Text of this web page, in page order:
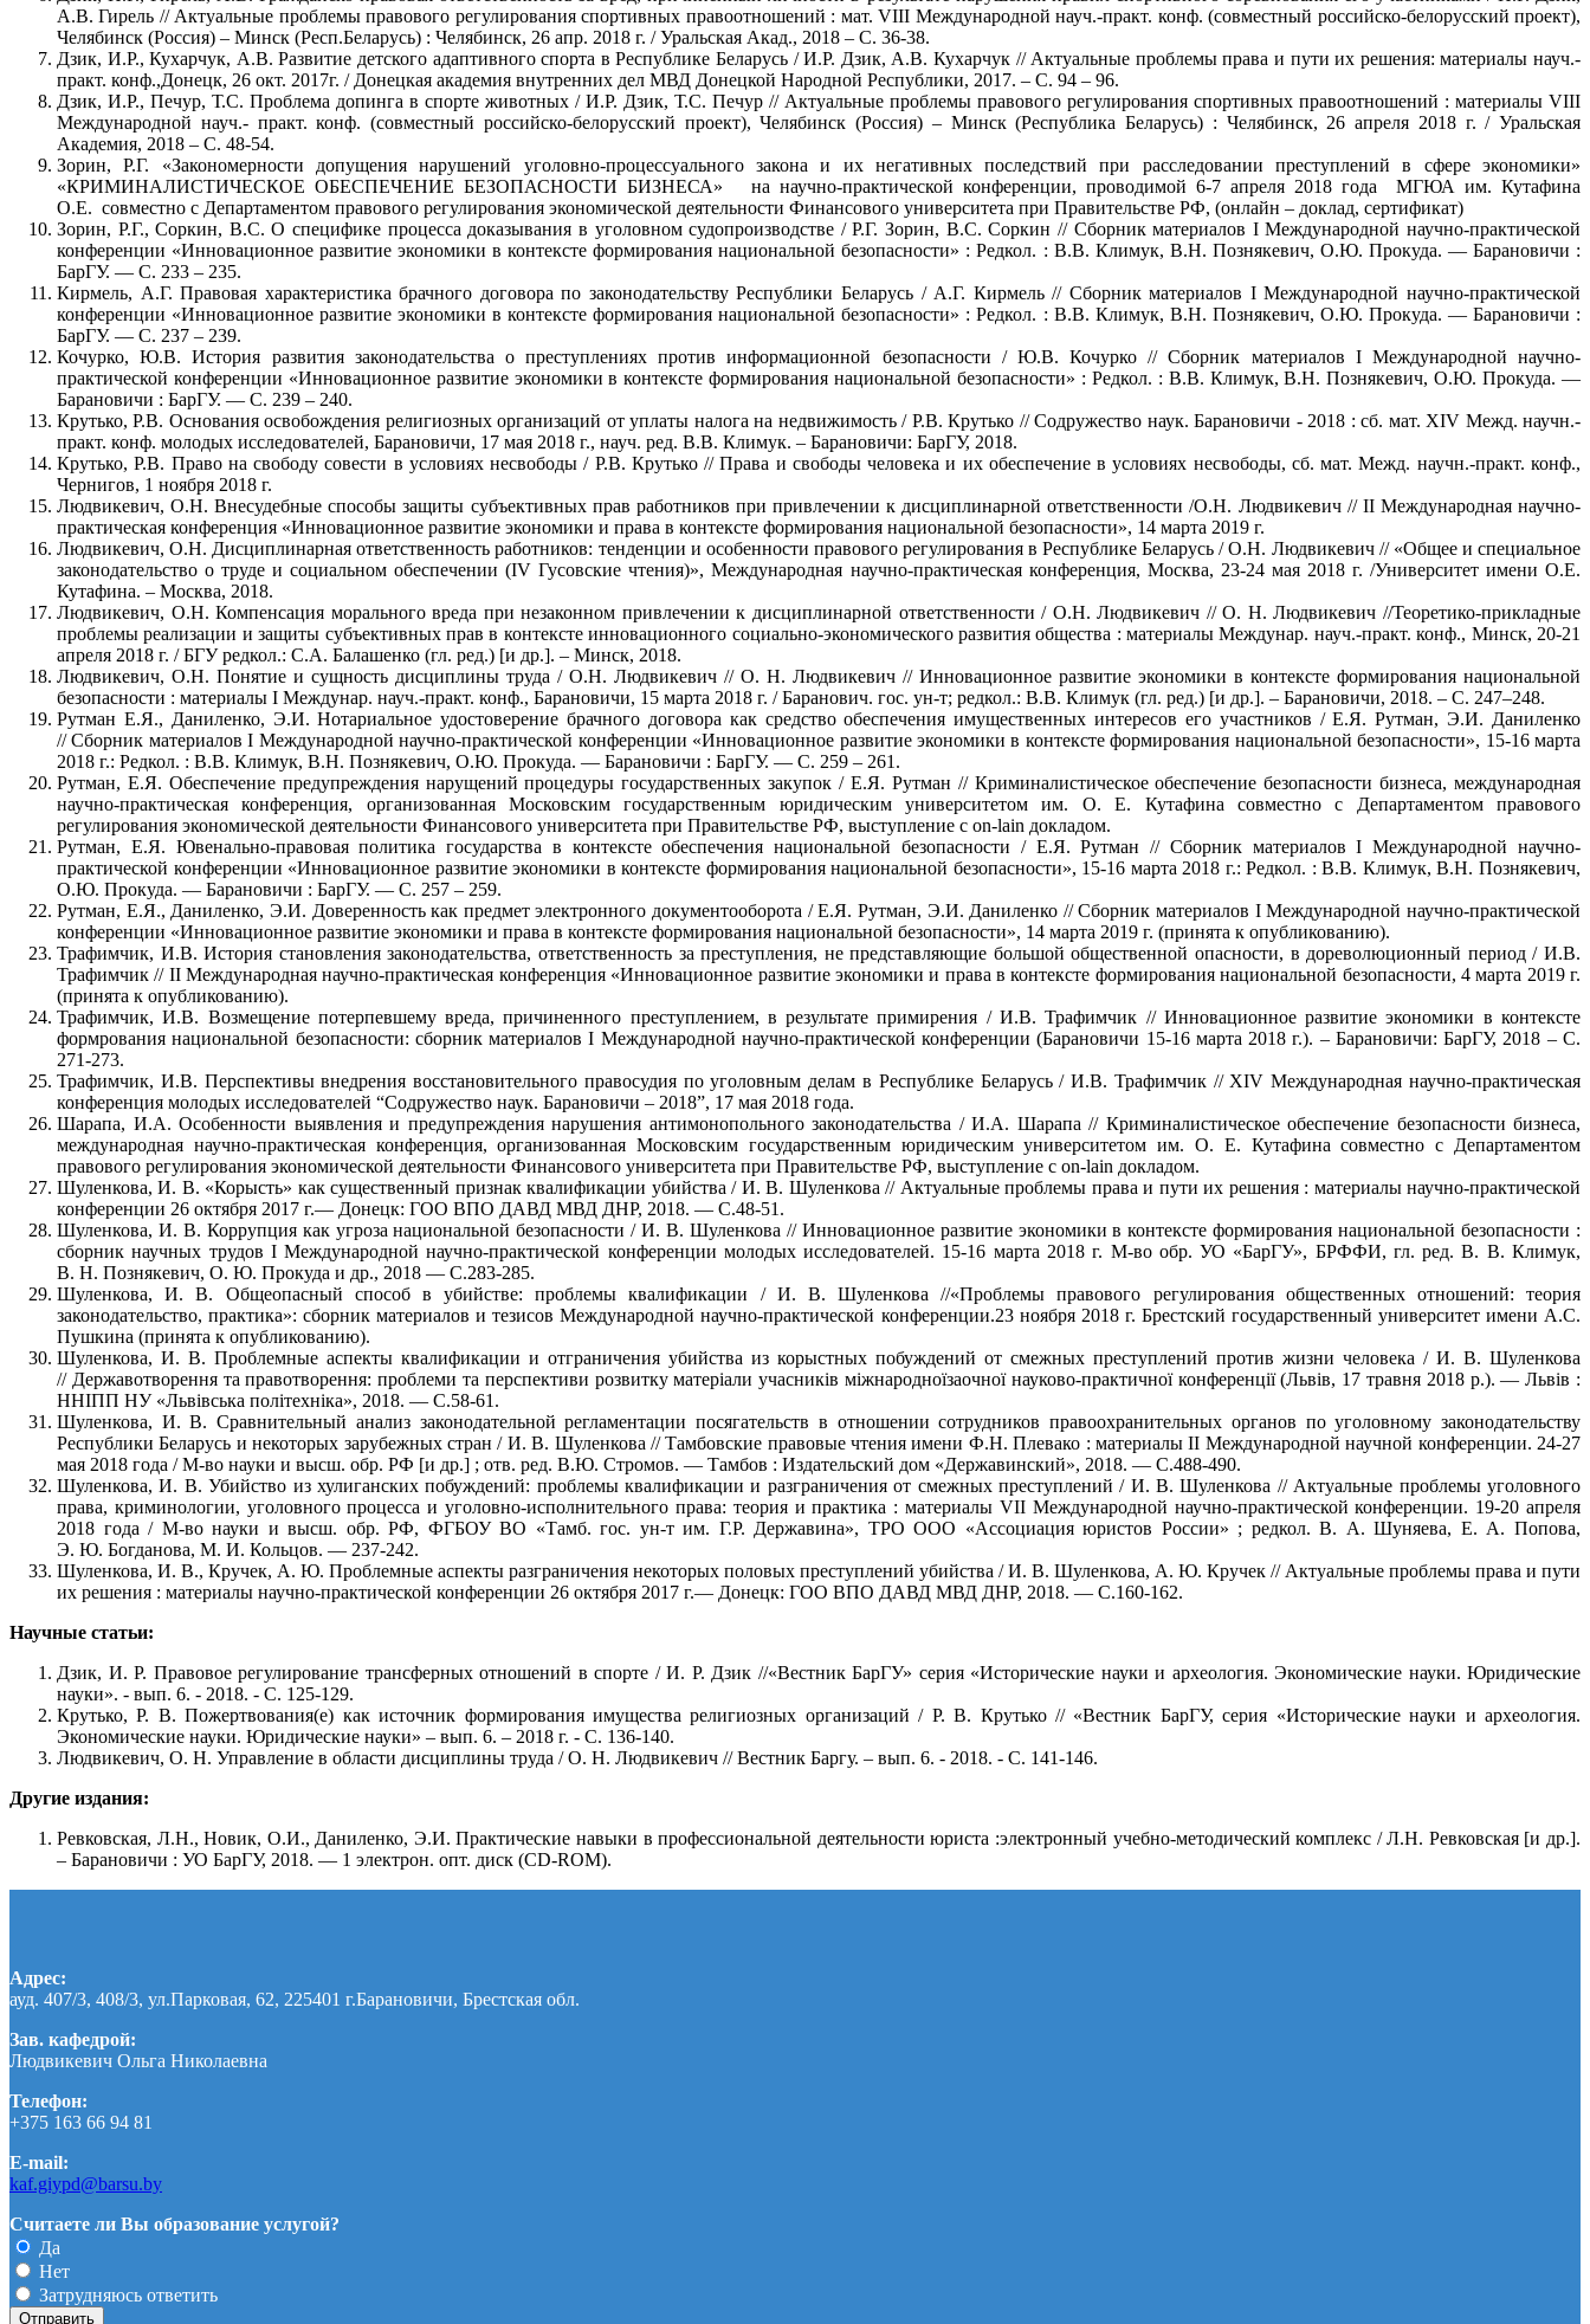
А.В. Гирель // Актуальные проблемы правового регулирования спортивных правоотношений : мат. VIII Международной науч.-практ. конф. (совместный российско-белорусский проект),
Челябинск (Россия) – Минск (Респ.Беларусь) : Челябинск, 26 апр. 2018 г. / Уральская Акад., 2018 – С. 36-38.
Дзик, И.Р., Кухарчук, А.В. Развитие детского адаптивного спорта в Республике Беларусь / И.Р. Дзик, А.В. Кухарчук // Актуальные проблемы права и пути их решения: материалы науч.-
практ. конф.,Донецк, 26 окт. 2017г. / Донецкая академия внутренних дел МВД Донецкой Народной Республики, 2017. – С. 94 – 96.
Дзик, И.Р., Печур, Т.С. Проблема допинга в спорте животных / И.Р. Дзик, Т.С. Печур // Актуальные проблемы правового регулирования спортивных правоотношений : материалы VIII
Международной науч.- практ. конф. (совместный российско-белорусский проект), Челябинск (Россия) – Минск (Республика Беларусь) : Челябинск, 26 апреля 2018 г. / Уральская
Академия, 2018 – С. 48-54.
Зорин, Р.Г. «Закономерности допущения нарушений уголовно-процессуального закона и их негативных последствий при расследовании преступлений в сфере экономики»
«КРИМИНАЛИСТИЧЕСКОЕ ОБЕСПЕЧЕНИЕ БЕЗОПАСНОСТИ БИЗНЕСА» на научно-практической конференции, проводимой 6-7 апреля 2018 года МГЮА им. Кутафина
О.Е. совместно с Департаментом правового регулирования экономической деятельности Финансового университета при Правительстве РФ, (онлайн – доклад, сертификат)
Зорин, Р.Г., Соркин, В.С. О специфике процесса доказывания в уголовном судопроизводстве / Р.Г. Зорин, В.С. Соркин // Сборник материалов I Международной научно-практической
конференции «Инновационное развитие экономики в контексте формирования национальной безопасности» : Редкол. : В.В. Климук, В.Н. Познякевич, О.Ю. Прокуда. — Барановичи :
БарГУ. — С. 233 – 235.
Кирмель, А.Г. Правовая характеристика брачного договора по законодательству Республики Беларусь / А.Г. Кирмель // Сборник материалов I Международной научно-практической
конференции «Инновационное развитие экономики в контексте формирования национальной безопасности» : Редкол. : В.В. Климук, В.Н. Познякевич, О.Ю. Прокуда. — Барановичи :
БарГУ. — С. 237 – 239.
Кочурко, Ю.В. История развития законодательства о преступлениях против информационной безопасности / Ю.В. Кочурко // Сборник материалов I Международной научно-
практической конференции «Инновационное развитие экономики в контексте формирования национальной безопасности» : Редкол. : В.В. Климук, В.Н. Познякевич, О.Ю. Прокуда. —
Барановичи : БарГУ. — С. 239 – 240.
Крутько, Р.В. Основания освобождения религиозных организаций от уплаты налога на недвижимость / Р.В. Крутько // Содружество наук. Барановичи - 2018 : сб. мат. XIV Межд. научн.-
практ. конф. молодых исследователей, Барановичи, 17 мая 2018 г., науч. ред. В.В. Климук. – Барановичи: БарГУ, 2018.
Крутько, Р.В. Право на свободу совести в условиях несвободы / Р.В. Крутько // Права и свободы человека и их обеспечение в условиях несвободы, сб. мат. Межд. научн.-практ. конф.,
Чернигов, 1 ноября 2018 г.
Людвикевич, О.Н. Внесудебные способы защиты субъективных прав работников при привлечении к дисциплинарной ответственности /О.Н. Людвикевич // II Международная научно-
практическая конференция «Инновационное развитие экономики и права в контексте формирования национальной безопасности», 14 марта 2019 г.
Людвикевич, О.Н. Дисциплинарная ответственность работников: тенденции и особенности правового регулирования в Республике Беларусь / О.Н. Людвикевич // «Общее и специальное
законодательство о труде и социальном обеспечении (IV Гусовские чтения)», Международная научно-практическая конференция, Москва, 23-24 мая 2018 г. /Университет имени О.Е.
Кутафина. – Москва, 2018.
Людвикевич, О.Н. Компенсация морального вреда при незаконном привлечении к дисциплинарной ответственности / О.Н. Людвикевич // О. Н. Людвикевич //Теоретико-прикладные
проблемы реализации и защиты субъективных прав в контексте инновационного социально-экономического развития общества : материалы Междунар. науч.-практ. конф., Минск, 20-21
апреля 2018 г. / БГУ редкол.: С.А. Балашенко (гл. ред.) [и др.]. – Минск, 2018.
Людвикевич, О.Н. Понятие и сущность дисциплины труда / О.Н. Людвикевич // О. Н. Людвикевич // Инновационное развитие экономики в контексте формирования национальной
безопасности : материалы I Междунар. науч.-практ. конф., Барановичи, 15 марта 2018 г. / Баранович. гос. ун-т; редкол.: В.В. Климук (гл. ред.) [и др.]. – Барановичи, 2018. – С. 247–248.
Рутман Е.Я., Даниленко, Э.И. Нотариальное удостоверение брачного договора как средство обеспечения имущественных интересов его участников / Е.Я. Рутман, Э.И. Даниленко
// Сборник материалов I Международной научно-практической конференции «Инновационное развитие экономики в контексте формирования национальной безопасности», 15-16 марта
2018 г.: Редкол. : В.В. Климук, В.Н. Познякевич, О.Ю. Прокуда. — Барановичи : БарГУ. — С. 259 – 261.
Рутман, Е.Я. Обеспечение предупреждения нарущений процедуры государственных закупок / Е.Я. Рутман // Криминалистическое обеспечение безопасности бизнеса, международная
научно-практическая конференция, организованная Московским государственным юридическим университетом им. О. Е. Кутафина совместно с Департаментом правового
регулирования экономической деятельности Финансового университета при Правительстве РФ, выступление с on-lain докладом.
Рутман, Е.Я. Ювенально-правовая политика государства в контексте обеспечения национальной безопасности / Е.Я. Рутман // Сборник материалов I Международной научно-
практической конференции «Инновационное развитие экономики в контексте формирования национальной безопасности», 15-16 марта 2018 г.: Редкол. : В.В. Климук, В.Н. Познякевич,
О.Ю. Прокуда. — Барановичи : БарГУ. — С. 257 – 259.
Рутман, Е.Я., Даниленко, Э.И. Доверенность как предмет электронного документооборота / Е.Я. Рутман, Э.И. Даниленко // Сборник материалов I Международной научно-практической
конференции «Инновационное развитие экономики и права в контексте формирования национальной безопасности», 14 марта 2019 г. (принята к опубликованию).
Трафимчик, И.В. История становления законодательства, ответственность за преступления, не представляющие большой общественной опасности, в дореволюционный период / И.В.
Трафимчик // II Международная научно-практическая конференция «Инновационное развитие экономики и права в контексте формирования национальной безопасности, 4 марта 2019 г.
(принята к опубликованию).
Трафимчик, И.В. Возмещение потерпевшему вреда, причиненного преступлением, в результате примирения / И.В. Трафимчик // Инновационное развитие экономики в контексте
формрования национальной безопасности: сборник материалов I Международной научно-практической конференции (Барановичи 15-16 марта 2018 г.). – Барановичи: БарГУ, 2018 – С.
271-273.
Трафимчик, И.В. Перспективы внедрения восстановительного правосудия по уголовным делам в Республике Беларусь / И.В. Трафимчик // XIV Международная научно-практическая
конференция молодых исследователей “Содружество наук. Барановичи – 2018”, 17 мая 2018 года.
Шарапа, И.А. Особенности выявления и предупреждения нарушения антимонопольного законодательства / И.А. Шарапа // Криминалистическое обеспечение безопасности бизнеса,
международная научно-практическая конференция, организованная Московским государственным юридическим университетом им. О. Е. Кутафина совместно с Департаментом
правового регулирования экономической деятельности Финансового университета при Правительстве РФ, выступление с on-lain докладом.
Шуленкова, И. В. «Корысть» как существенный признак квалификации убийства / И. В. Шуленкова // Актуальные проблемы права и пути их решения : материалы научно-практической
конференции 26 октября 2017 г.— Донецк: ГОО ВПО ДАВД МВД ДНР, 2018. — С.48-51.
Шуленкова, И. В. Коррупция как угроза национальной безопасности / И. В. Шуленкова // Инновационное развитие экономики в контексте формирования национальной безопасности :
сборник научных трудов I Международной научно-практической конференции молодых исследователей. 15-16 марта 2018 г. М-во обр. УО «БарГУ», БРФФИ, гл. ред. В. В. Климук,
В. Н. Познякевич, О. Ю. Прокуда и др., 2018 — С.283-285.
Шуленкова, И. В. Общеопасный способ в убийстве: проблемы квалификации / И. В. Шуленкова //«Проблемы правового регулирования общественных отношений: теория
законодательство, практика»: сборник материалов и тезисов Международной научно-практической конференции.23 ноября 2018 г. Брестский государственный университет имени А.С.
Пушкина (принята к опубликованию).
Шуленкова, И. В. Проблемные аспекты квалификации и отграничения убийства из корыстных побуждений от смежных преступлений против жизни человека / И. В. Шуленкова
// Державотворення та правотворення: проблеми та перспективи розвитку матеріали учасників міжнародноїзаочної науково-практичної конференції (Львів, 17 травня 2018 р.). — Львів :
ННІПП НУ «Львівська політехніка», 2018. — С.58-61.
Шуленкова, И. В. Сравнительный анализ законодательной регламентации посягательств в отношении сотрудников правоохранительных органов по уголовному законодательству
Республики Беларусь и некоторых зарубежных стран / И. В. Шуленкова // Тамбовские правовые чтения имени Ф.Н. Плевако : материалы II Международной научной конференции. 24-27
мая 2018 года / М-во науки и высш. обр. РФ [и др.] ; отв. ред. В.Ю. Стромов. — Тамбов : Издательский дом «Державинский», 2018. — С.488-490.
Шуленкова, И. В. Убийство из хулиганских побуждений: проблемы квалификации и разграничения от смежных преступлений / И. В. Шуленкова // Актуальные проблемы уголовного
права, криминологии, уголовного процесса и уголовно-исполнительного права: теория и практика : материалы VII Международной научно-практической конференции. 19-20 апреля
2018 года / М-во науки и высш. обр. РФ, ФГБОУ ВО «Тамб. гос. ун-т им. Г.Р. Державина», ТРО ООО «Ассоциация юристов России» ; редкол. В. А. Шуняева, Е. А. Попова,
Э. Ю. Богданова, М. И. Кольцов. — 237-242.
Шуленкова, И. В., Кручек, А. Ю. Проблемные аспекты разграничения некоторых половых преступлений убийства / И. В. Шуленкова, А. Ю. Кручек // Актуальные проблемы права и пути
их решения : материалы научно-практической конференции 26 октября 2017 г.— Донецк: ГОО ВПО ДАВД МВД ДНР, 2018. — С.160-162.
Научные статьи:
Дзик, И. Р. Правовое регулирование трансферных отношений в спорте / И. Р. Дзик //«Вестник БарГУ» серия «Исторические науки и археология. Экономические науки. Юридические
науки». - вып. 6. - 2018. - С. 125-129.
Крутько, Р. В. Пожертвования(е) как источник формирования имущества религиозных организаций / Р. В. Крутько // «Вестник БарГУ, серия «Исторические науки и археология.
Экономические науки. Юридические науки» – вып. 6. – 2018 г. - С. 136-140.
Людвикевич, О. Н. Управление в области дисциплины труда / О. Н. Людвикевич // Вестник Баргу. – вып. 6. - 2018. - С. 141-146.
Другие издания:
Ревковская, Л.Н., Новик, О.И., Даниленко, Э.И. Практические навыки в профессиональной деятельности юриста :электронный учебно-методический комплекс / Л.Н. Ревковская [и др.].
– Барановичи : УО БарГУ, 2018. — 1 электрон. опт. диск (CD-ROM).
Адрес:
ауд. 407/3, 408/3, ул.Парковая, 62, 225401 г.Барановичи, Брестская обл.
Зав. кафедрой:
Людвикевич Ольга Николаевна
Телефон:
+375 163 66 94 81
E-mail:
kaf.giypd@barsu.by
Считаете ли Вы образование услугой?
Да
Нет
Затрудняюсь ответить